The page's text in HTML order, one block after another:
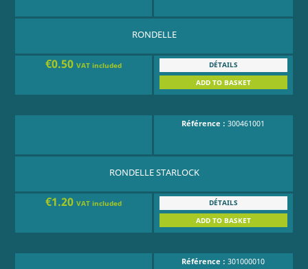
RONDELLE
€0.50VAT included
DÉTAILS
ADD TO BASKET
Référence :300461001
RONDELLE STARLOCK
€1.20VAT included
DÉTAILS
ADD TO BASKET
Référence :301000010